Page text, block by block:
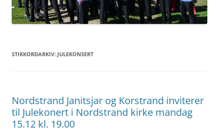
STIKKORDARKIV: JULEKONSERT
Nordstrand Janitsjar og Korstrand inviterer
til Julekonert i Nordstrand kirke mandag
15.12 kl. 19.00